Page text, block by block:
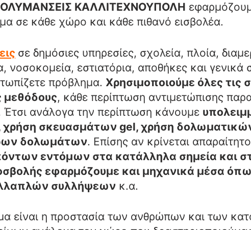
ΚΑΛΛΙΤΕΧΝΟΥΠΟΛΗ
σε κάθε χώρο και κάθε πιθανό εισβολέα.
σε δημόσιες υπηρεσίες, σχολεία, πλοία,
νοσοκομεία, εστιατόρια, αποθήκες και γενικά
πρόβλημα. Χρησιμοποιούμε όλες τις
μεθόδους, κάθε περίπτωση αντιμετώπισης
Έτσι ανάλογα την περίπτωση κάνουμε
χρήση σκευασμάτων gel, χρήση
δολωμάτων. Επίσης αν κρίνεται απαραίτητο
εντόμων στα κατάλληλα σημεία και
εφαρμόζουμε και μηχανικά μέσα
συλλήψεων κ.α.
είναι η προστασία των ανθρώπων και των